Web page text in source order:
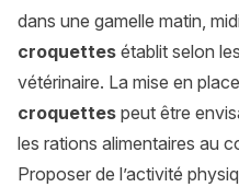
dans une gamelle matin,
croquettes établit selon
vétérinaire. La mise en place
croquettes peut être
les rations alimentaires au
Proposer de l’activité